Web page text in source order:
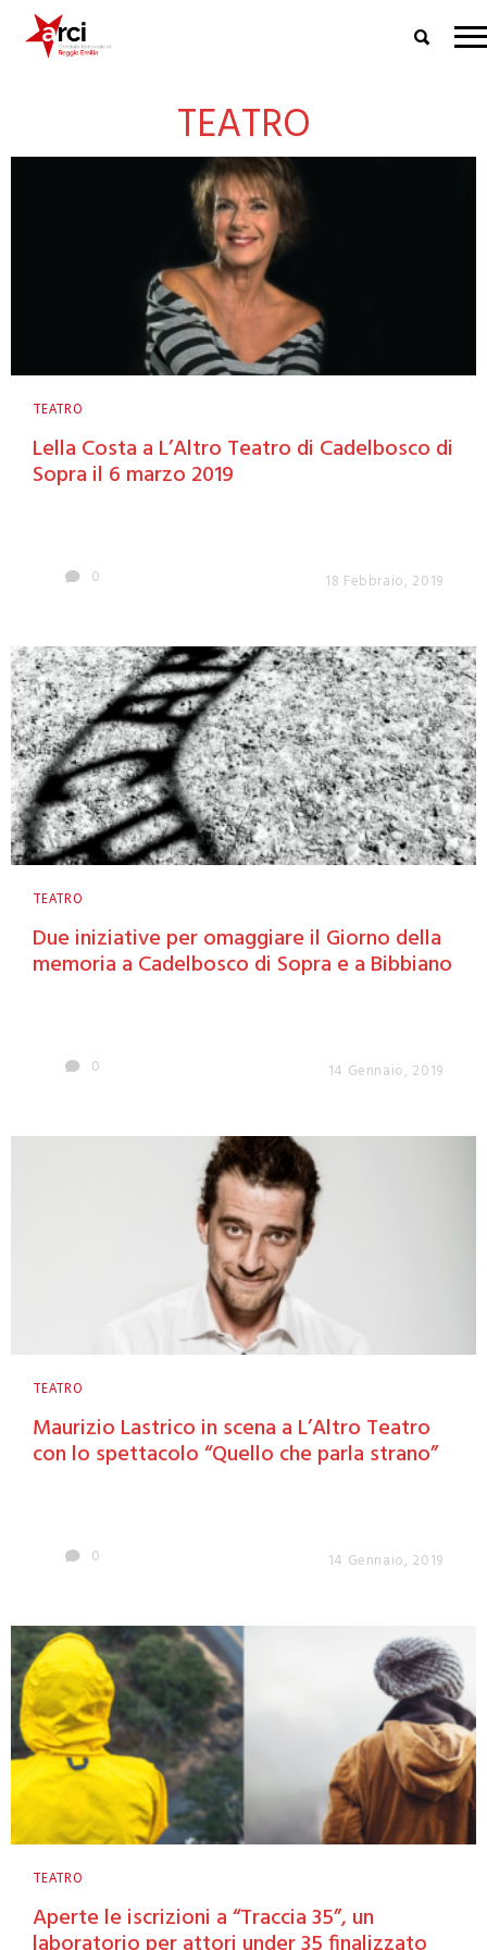
TEATRO
TEATRO
Lella Costa a L’Altro Teatro di Cadelbosco di
Sopra il 6 marzo 2019
0 18 Febbraio, 2019
TEATRO
Due iniziative per omaggiare il Giorno della
memoria a Cadelbosco di Sopra e a Bibbiano
0 14 Gennaio, 2019
TEATRO
Maurizio Lastrico in scena a L’Altro Teatro
con lo spettacolo “Quello che parla strano”
0 14 Gennaio, 2019
TEATRO
Aperte le iscrizioni a “Traccia 35”, un